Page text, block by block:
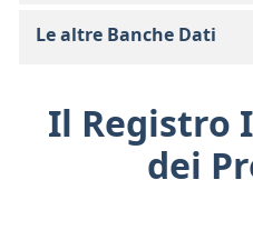
Il Registro
dei
Le altre Banche Dati